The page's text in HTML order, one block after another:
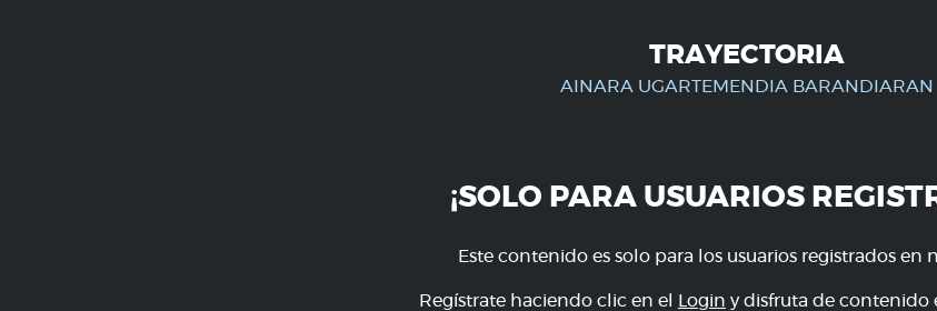
TRAYECTORIA
AINARA UGARTEMENDIA BARANDIARAN
¡SOLO PARA USUARIOS
Este contenido es solo para los usuarios registrados en
Regístrate haciendo clic en el Login y disfruta de contenido